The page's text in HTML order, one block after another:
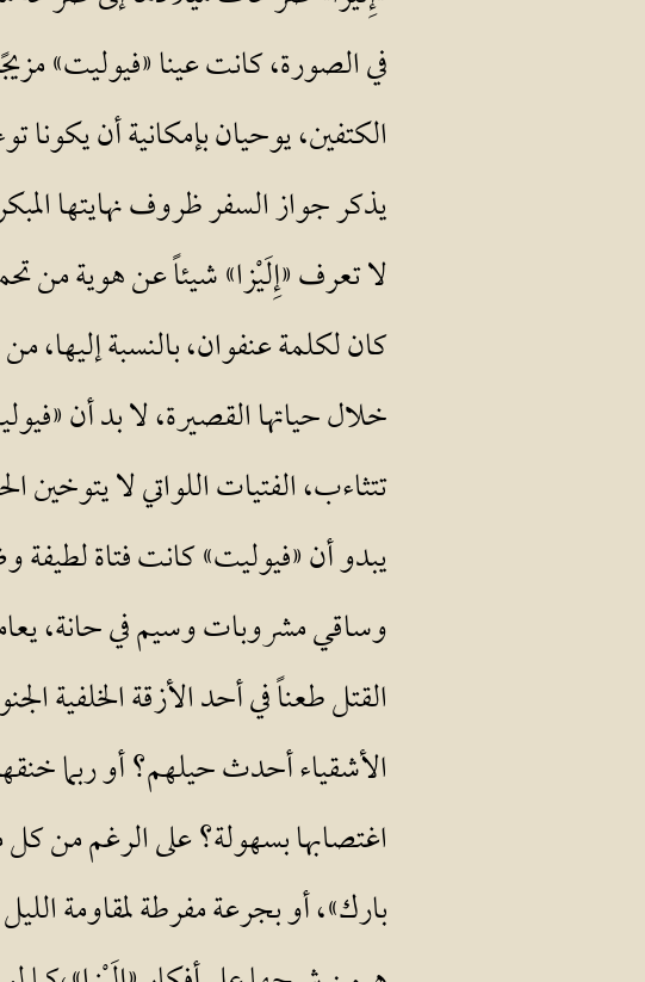
في الصورة، كانت عينا «فيوليت»
الكتفين، يوحيان بإمكانية أن
يذكر جواز السفر ظروف نهايتها
لا تعرف «إِلَيْزا» شيئاً عن هوية من
كان لكلمة عنفوان، بالنسبة إليها،
خلال حياتها القصيرة، لا بد أن
تتثاءب، الفتيات اللواتي لا يتوخين
يبدو أن «فيوليت» كانت فتاة لطيفة
وساقي مشروبات وسيم في حانة،
القتل طعناً في أحد الأزقة الخلفية
الأشقياء أحدث حيلهم؟ أو ربما
اغتصابها بسهولة؟ على الرغم من
بارك»، أو بجرعة مفرطة لمقاومة